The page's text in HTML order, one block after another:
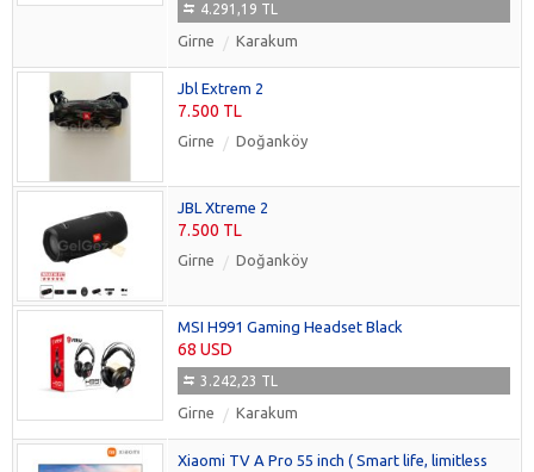
4.291,19 TL
Girne Karakum
Jbl Extrem 2
7.500 TL
Girne Doğanköy
JBL Xtreme 2
7.500 TL
Girne Doğanköy
MSI H991 Gaming Headset Black
68 USD
3.242,23 TL
Girne Karakum
Xiaomi TV A Pro 55 inch ( Smart life, limitless